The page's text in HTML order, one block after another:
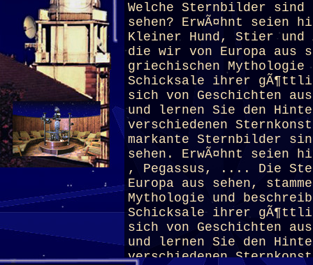
Welche Sternbilder sind
sehen? ErwÃ¤hnt seien
Kleiner Hund, Stier
die wir von Europa aus
griechischen Mythologie
Schicksale ihrer
sich von Geschichten
und lernen Sie den
verschiedenen
markante Sternbilder
sehen. ErwÃ¤hnt seien
, Pegassus, .... Die
Europa aus sehen,
Mythologie und
Schicksale ihrer
sich von Geschichten
und lernen Sie den
verschiedenen